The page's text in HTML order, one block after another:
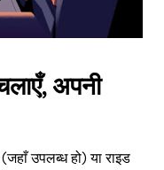
अपनी
उपलब्ध हो) या राइड